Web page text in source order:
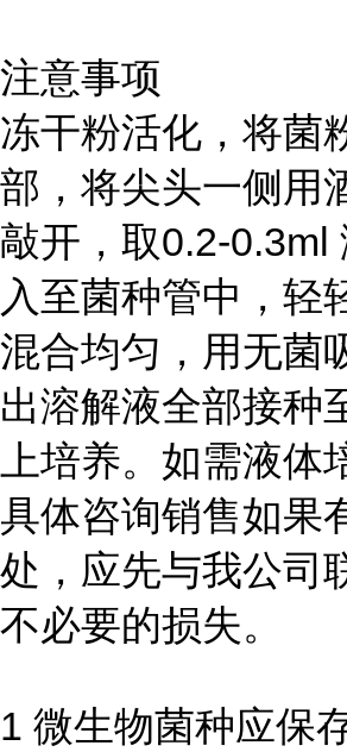
注意事项
冻干粉活化，将菌
部，将尖头一侧用
敲开，取0.2-0.3ml
入至菌种管中，轻
混合均匀，用无菌
出溶解液全部接种
上培养。如需液体
具体咨询销售如果
处，应先与我公司
不必要的损失。
1 微生物菌种应保